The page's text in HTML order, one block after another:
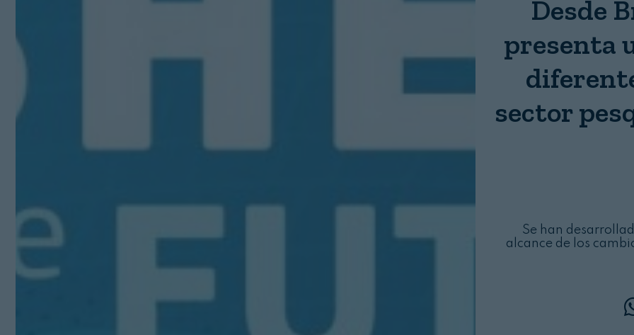
Desde
presenta
sector
Se han
alcance de los